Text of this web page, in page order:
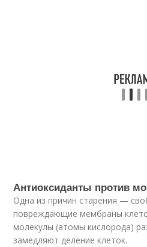
Антиоксиданты против
Одна из причин старения —
повреждающие мембраны
молекулы (атомы кислорода)
замедляют деление клеток.